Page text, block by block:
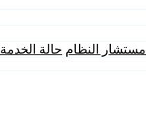
مستشار النظام حالة الخدمة